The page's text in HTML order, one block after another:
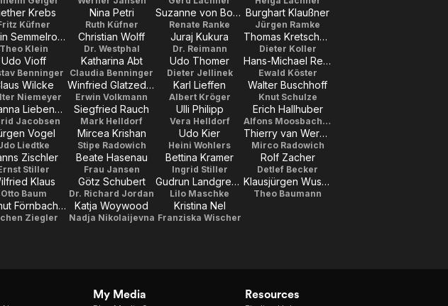
Krebs
Küfner
Nina Petri
Ruth Küfner
Suzanne von Borsody
Renate Ranke
Burghart Klaußner
Jürgen Ramke
Martin Semmelrogge
Theo Klein
Christian Wolff
Dr. Westphal
Juraj Kukura
Dr. Reimann
Thomas Kretschmann
Dieter Koller
Udo Vioff
Benninger
Katharina Abt
Claudia Benninger
Udo Thomer
Dieter Jellinek
Hans-Michael Rehberg
Ewald Köster
Wilcke
Niemeyer
Winfried Glatzeder
Erwin Volkmann
Karl Lieffen
Albert Kröger
Walter Buschhoff
Knut Schulze
Johanna Liebeneiner
Jacobsen
Siegfried Rauch
Mark Helldorf
Ulli Philipp
Vera Helldorf
Erich Hallhuber
Alfons Moosbacher
Vogel
Liedtke
Mircea Krishan
Stipe Radowich
Udo Kier
Heini Wohlers
Thierry van Werveke
Mirco Radowich
Zischler
Stiller
Beate Hasenau
Frau Jansen
Bettina Kramer
Ingrid Stiller
Rolf Zacher
Detlef Becker
Klaus
Otto Baum
Götz Schubert
Dr. Richard Jordan
Gudrun Landgrebe
Lilo Maschke
Klausjürgen Wussow
Theo Baumann
Helmut Förnbacher
Ziegler
Katja Woywood
Nadja Nikolaijevna
Kristina Nel
Franziska Wischer
My Media Resources